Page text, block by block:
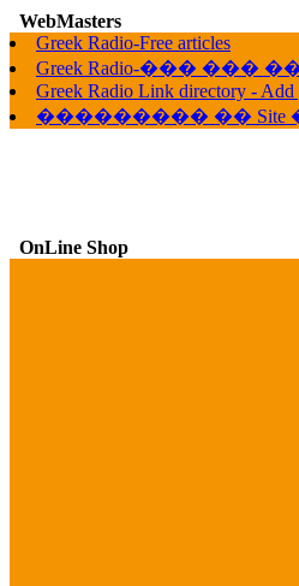
WebMasters
Greek Radio-Free articles
Greek Radio-��� ���
Greek Radio Link directory - Add
��������� �� Site
OnLine Shop